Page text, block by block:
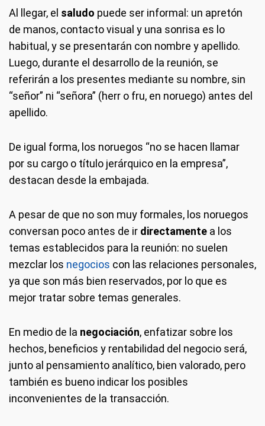
Al llegar, el saludo puede ser informal: un apretón
de manos, contacto visual y una sonrisa es lo
habitual, y se presentarán con nombre y apellido.
Luego, durante el desarrollo de la reunión, se
referirán a los presentes mediante su nombre, sin
“señor” ni “señora” (herr o fru, en noruego) antes del
apellido.
De igual forma, los noruegos “no se hacen llamar
por su cargo o título jerárquico en la empresa”,
destacan desde la embajada.
A pesar de que no son muy formales, los noruegos
conversan poco antes de ir directamente a los
temas establecidos para la reunión: no suelen
mezclar los negocios con las relaciones personales,
ya que son más bien reservados, por lo que es
mejor tratar sobre temas generales.
En medio de la negociación, enfatizar sobre los
hechos, beneficios y rentabilidad del negocio será,
junto al pensamiento analítico, bien valorado, pero
también es bueno indicar los posibles
inconvenientes de la transacción.